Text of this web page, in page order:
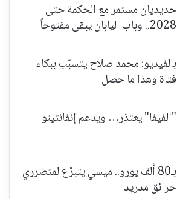
حديديان مستمر مع الحكمة حتى
2028.. وباب اليابان يبقى مفتوحاً
بالفيديو: محمد صلاح يتسبّب ببكاء
فتاة وهذا ما حصل
"الفيفا" يعتذر… ويدعم إنفانتينو
بـ80 ألف يورو.. ميسي يتبرّع لمتضرري
حرائق مدريد